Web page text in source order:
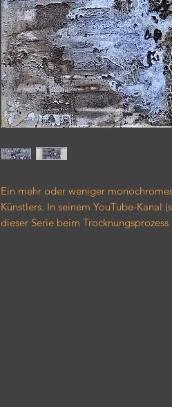
Ein mehr oder weniger
Künstlers. In seinem YouTube-Kanal
dieser Serie beim Trocknungsprozess